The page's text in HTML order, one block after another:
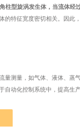
柱型旋涡发生体，当流体经
的特征宽度密切相关。因此
测量，如气体、液体、蒸
动化控制系统中，提高生